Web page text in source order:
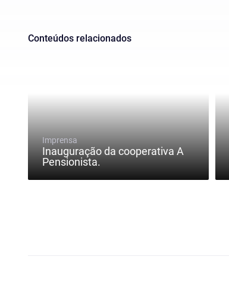
Conteúdos relacionados
Imprensa
Inauguração da cooperativa A
Pensionista.